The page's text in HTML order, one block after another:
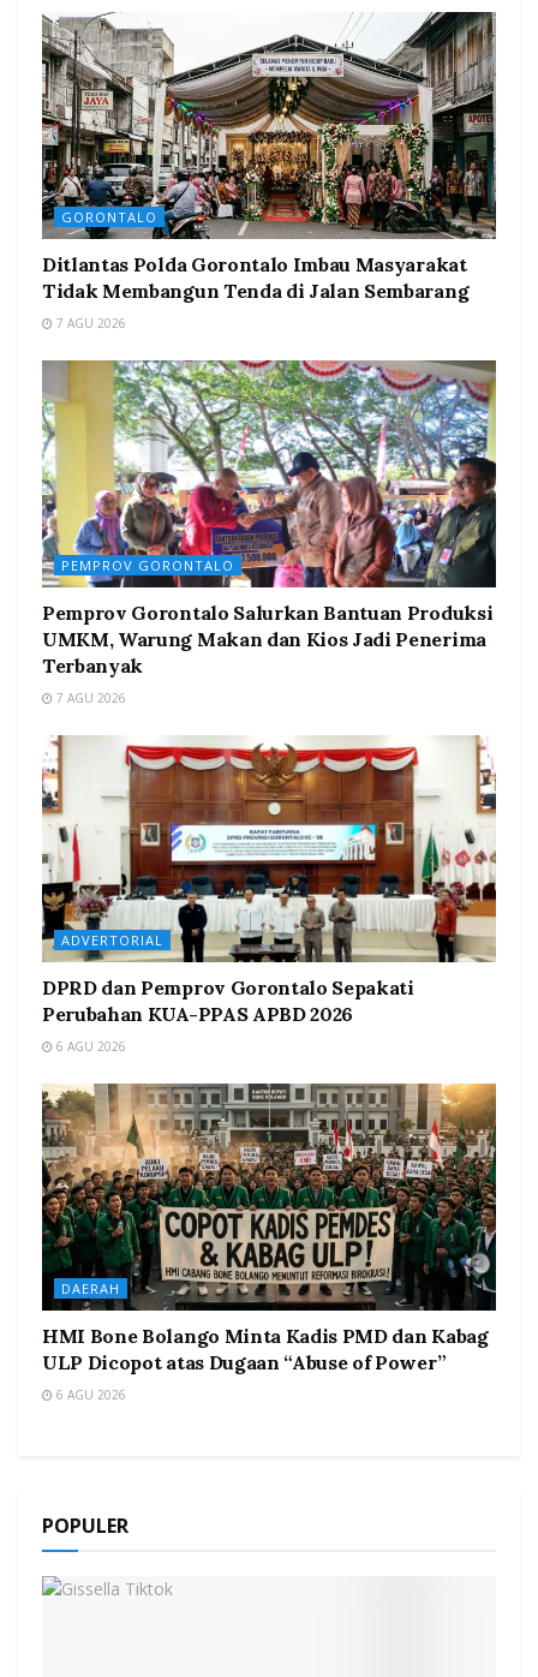
GORONTALO
Ditlantas Polda Gorontalo Imbau Masyarakat
Tidak Membangun Tenda di Jalan Sembarang
7 AGU 2026
PEMPROV GORONTALO
Pemprov Gorontalo Salurkan Bantuan Produksi
UMKM, Warung Makan dan Kios Jadi Penerima
Terbanyak
7 AGU 2026
ADVERTORIAL
DPRD dan Pemprov Gorontalo Sepakati
Perubahan KUA-PPAS APBD 2026
6 AGU 2026
DAERAH
HMI Bone Bolango Minta Kadis PMD dan Kabag
ULP Dicopot atas Dugaan “Abuse of Power”
6 AGU 2026
POPULER